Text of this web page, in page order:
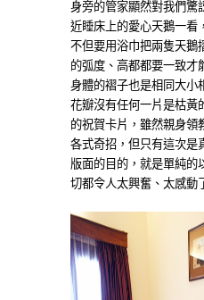
身旁的管家顯然對我們驚
近睡床上的愛心天鵝一看
不但要用浴巾把兩隻天鵝
的弧度、高都都要一致才
身體的褶子也是相同大小
花瓣沒有任何一片是枯黃
的祝賀卡片，雖然親身領
各式奇招，但只有這次是
版面的目的，就是單純的
切都令人太興奮、太感動